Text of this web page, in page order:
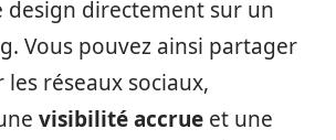
directement sur un
Vous pouvez ainsi partager
réseaux sociaux,
visibilité accrue et une